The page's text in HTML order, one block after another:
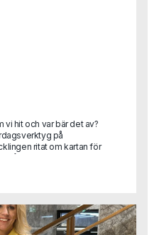
vi hit och var bär det av?
på
ritat om kartan för
har egentligen hänt
vågat förutspå.